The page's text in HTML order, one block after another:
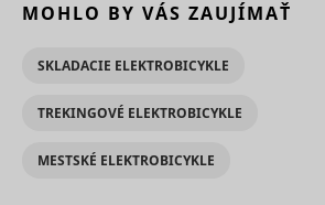
MOHLO BY VÁS ZAUJÍMAŤ
SKLADACIE ELEKTROBICYKLE
TREKINGOVÉ ELEKTROBICYKLE
MESTSKÉ ELEKTROBICYKLE